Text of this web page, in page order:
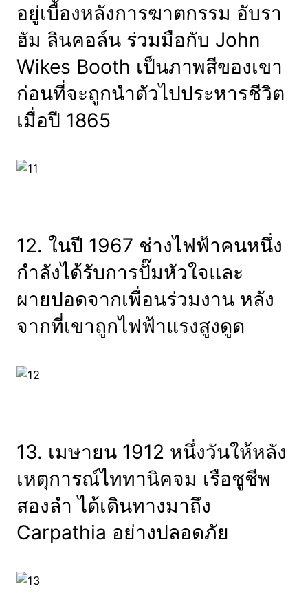
อยู่เบื้องหลังการฆาตกรรม อับรา
ฮัม ลินคอล์น ร่วมมือกับ John
Wikes Booth เป็นภาพสีของเขา
ก่อนที่จะถูกนำตัวไปประหารชีวิต
เมื่อปี 1865
12. ในปี 1967 ช่างไฟฟ้าคนหนึ่ง
กำลังได้รับการปั๊มหัวใจและ
ผายปอดจากเพื่อนร่วมงาน หลัง
จากที่เขาถูกไฟฟ้าแรงสูงดูด
13. เมษายน 1912 หนึ่งวันให้หลัง
เหตุการณ์ไททานิคจม เรือชูชีพ
สองลำ ได้เดินทางมาถึง
Carpathia อย่างปลอดภัย